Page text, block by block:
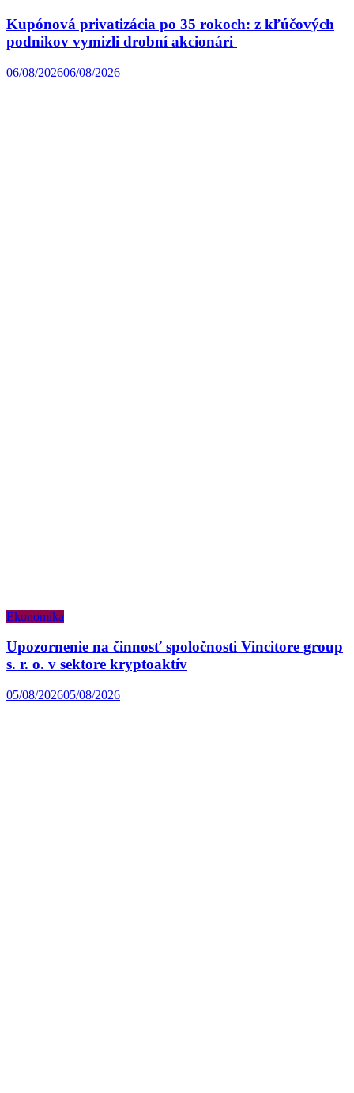
Kupónová privatizácia po 35 rokoch: z kľúčových
podnikov vymizli drobní akcionári
06/08/202606/08/2026
Ekonomika
Upozornenie na činnosť spoločnosti Vincitore group
s. r. o. v sektore kryptoaktív
05/08/202605/08/2026